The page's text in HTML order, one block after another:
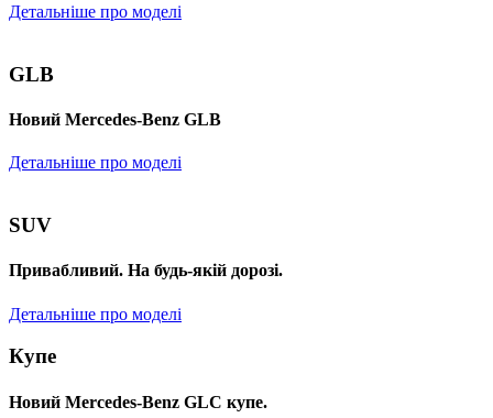
Детальніше про моделі
GLB
Новий Mercedes-Benz GLB
Детальніше про моделі
SUV
Привабливий. На будь-якій дорозі.
Детальніше про моделі
Купе
Новий Mercedes-Benz GLС купе.